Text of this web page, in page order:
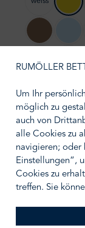
105
144 safari
210 silber212
Größe wählen
IN DEN
RUMÖLLER
Um Ihr
möglich zu
auch von
alle Cookies zu
navigieren; oder
Einstellungen“,
Cookies zu
treffen. Sie